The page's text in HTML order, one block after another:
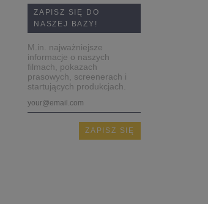
ZAPISZ SIĘ DO
NASZEJ BAZY!
M.in. najważniejsze
informacje o naszych
filmach, pokazach
prasowych, screenerach i
startujących produkcjach.